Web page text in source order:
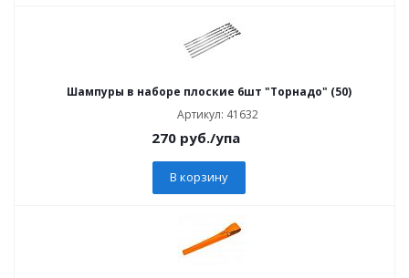
Шампуры в наборе плоские 6шт "Торнадо" (50)
Артикул: 41632
270руб./упа
В корзину